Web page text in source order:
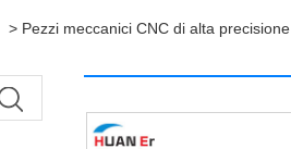
> Pezzi meccanici CNC di alta precisione